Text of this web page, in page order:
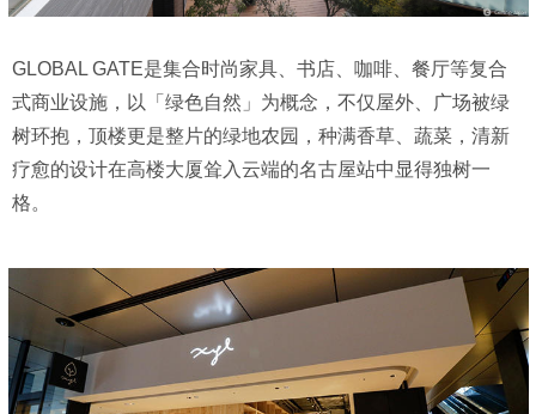
GLOBAL GATE是集合时尚家具、书店、咖啡、餐厅等复合
式商业设施，以「绿色自然」为概念，不仅屋外、广场被绿
树环抱，顶楼更是整片的绿地农园，种满香草、蔬菜，清新
疗愈的设计在高楼大厦耸入云端的名古屋站中显得独树一
格。